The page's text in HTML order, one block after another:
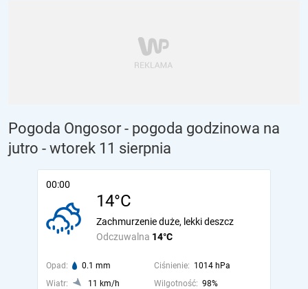
Pogoda Ongosor - pogoda godzinowa na
jutro - wtorek 11 sierpnia
00:00
14°C
Odczuwalna 14°C
Zachmurzenie duże, lekki deszcz
Opad: 0.1 mm Ciśnienie: 1014 hPa
Wiatr:
11 km/h Wilgotność: 98%